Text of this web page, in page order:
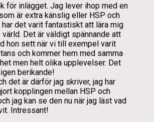
för inlägget. Jag lever ihop med en
är extra känslig eller HSP och
det varit fantastiskt att lära mig
värld. Det är väldigt spännande att
hon sett när vi till exempel varit
och kommer hem med samma
men helt olika upplevelser. Det
berikande!
det är därför jag skriver, jag har
kopplingen mellan HSP och
jag kan se den nu när jag läst vad
Intressant!